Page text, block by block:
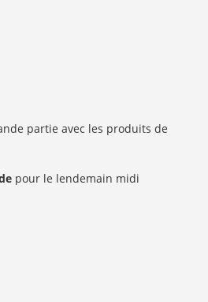
partie avec les produits de
pour le lendemain midi